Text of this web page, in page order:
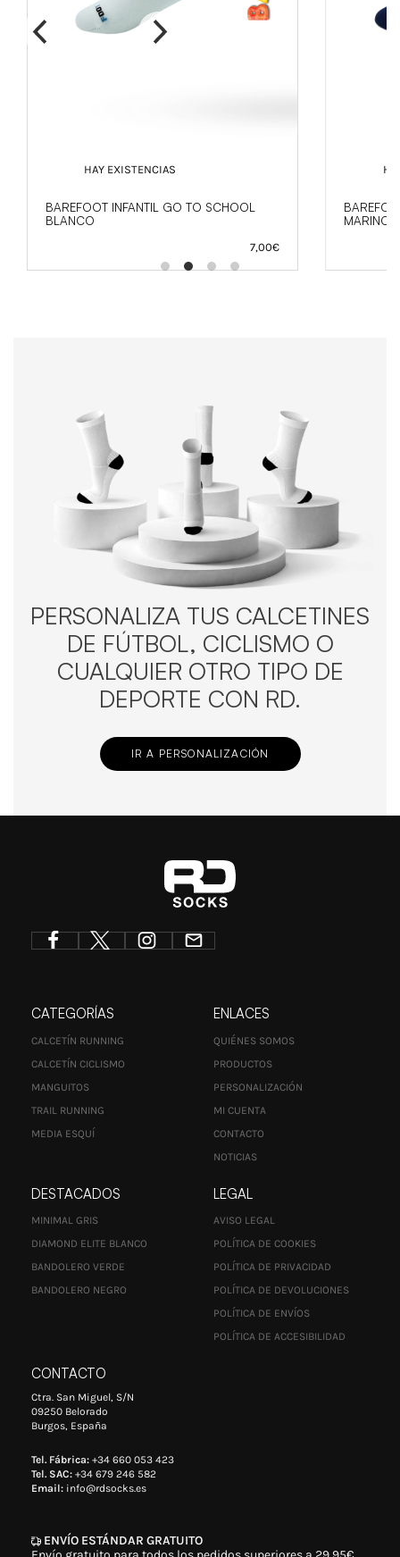
HAY EXISTENCIAS
BAREFOOT INFANTIL GO TO SCHOOL
BLANCO
7,00€
MARINO
PERSONALIZA TUS CALCETINES
DE FÚTBOL, CICLISMO O
CUALQUIER OTRO TIPO DE
DEPORTE CON RD.
IR A PERSONALIZACIÓN
CATEGORÍAS
CALCETÍN RUNNING
CALCETÍN CICLISMO
MANGUITOS
TRAIL RUNNING
MEDIA ESQUÍ
ENLACES
QUIÉNES SOMOS
PRODUCTOS
PERSONALIZACIÓN
MI CUENTA
CONTACTO
NOTICIAS
DESTACADOS
MINIMAL GRIS
DIAMOND ELITE BLANCO
BANDOLERO VERDE
BANDOLERO NEGRO
LEGAL
AVISO LEGAL
POLÍTICA DE COOKIES
POLÍTICA DE PRIVACIDAD
POLÍTICA DE DEVOLUCIONES
POLÍTICA DE ENVÍOS
POLÍTICA DE ACCESIBILIDAD
CONTACTO
Ctra. San Miguel, S/N
09250 Belorado
Burgos, España
Tel. Fábrica: +34 660 053 423
Tel. SAC: +34 679 246 582
Email: info@rdsocks.es
ENVÍO ESTÁNDAR GRATUITO